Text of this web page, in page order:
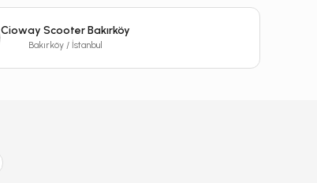
Cioway Scooter Bakırköy
Bakırköy / İstanbul